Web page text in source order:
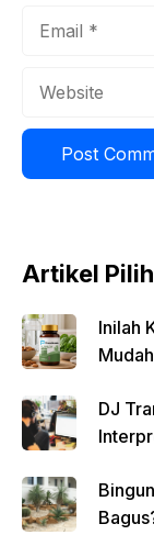
Artikel
Inilah
DJ